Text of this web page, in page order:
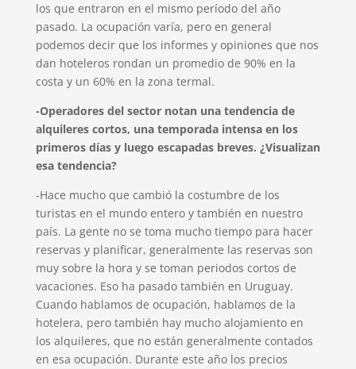
los que entraron en el mismo período del año
pasado. La ocupación varía, pero en general
podemos decir que los informes y opiniones que nos
dan hoteleros rondan un promedio de 90% en la
costa y un 60% en la zona termal.
-Operadores del sector notan una tendencia de
alquileres cortos, una temporada intensa en los
primeros días y luego escapadas breves. ¿Visualizan
esa tendencia?
-Hace mucho que cambió la costumbre de los
turistas en el mundo entero y también en nuestro
país. La gente no se toma mucho tiempo para hacer
reservas y planificar, generalmente las reservas son
muy sobre la hora y se toman periodos cortos de
vacaciones. Eso ha pasado también en Uruguay.
Cuando hablamos de ocupación, hablamos de la
hotelera, pero también hay mucho alojamiento en
los alquileres, que no están generalmente contados
en esa ocupación. Durante este año los precios